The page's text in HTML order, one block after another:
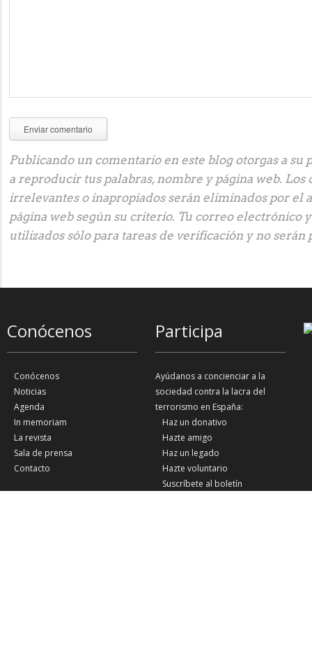
Publicando un comentario en este blog otorgas a su
a reproducir tus palabras, nombre y página web. Los
irrelevantes o inapropiados serán eliminados por el
página web según su criterio. Tu correo electrónico
utilizados sólo para tareas de verificación y no serán
Conócenos
Conócenos
Noticias
Agenda
In memoriam
La revista
Sala de prensa
Contacto
Participa
Ayúdanos a concienciar a la
sociedad contra la lacra del
terrorismo en España:
Haz un donativo
Hazte amigo
Haz un legado
Hazte voluntario
Suscríbete al boletín